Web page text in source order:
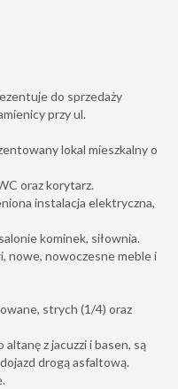
do sprzedaży
przy ul.
lokal mieszkalny o
oraz korytarz.
instalacja elektryczna,
kominek, siłownia.
nowe, nowoczesne meble i
strych (1/4) oraz
z jacuzzi i basen, są
drogą asfaltową.